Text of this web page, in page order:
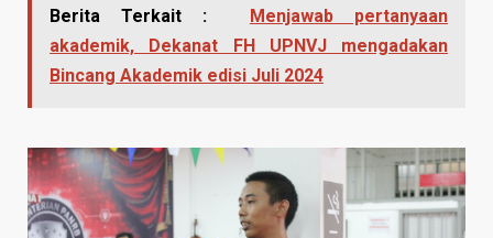
Berita Terkait :
Menjawab pertanyaan
akademik, Dekanat FH UPNVJ mengadakan
Bincang Akademik edisi Juli 2024